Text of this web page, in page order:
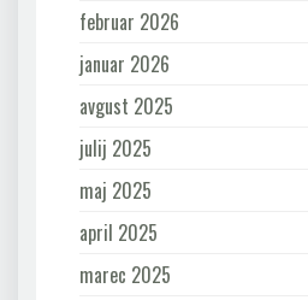
februar 2026
januar 2026
avgust 2025
julij 2025
maj 2025
april 2025
marec 2025